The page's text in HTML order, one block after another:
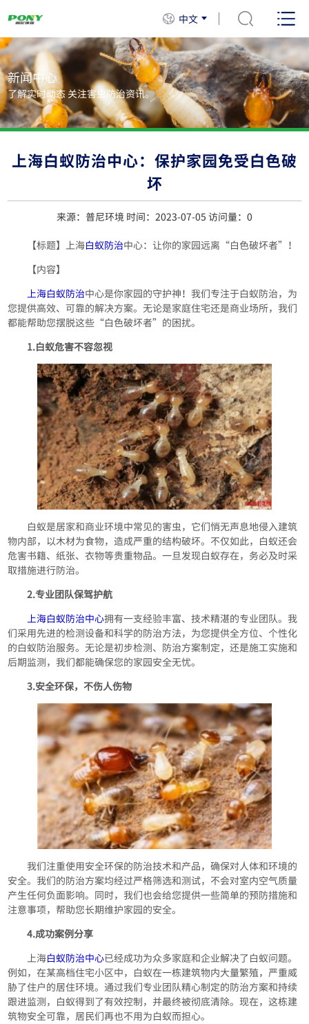
中文
新闻中心
了解实时动态 关注害虫防治资讯。
上海白蚁防治中心：保护家园免受白色破
坏
来源：普尼环境 时间：2023-07-05 访问量： 0
【标题】上海白蚁防治中心：让你的家园远离“白色破坏者”！
【内容】
上海白蚁防治中心是你家园的守护神！我们专注于白蚁防治，为
您提供高效、可靠的解决方案。无论是家庭住宅还是商业场所，我们
都能帮助您摆脱这些“白色破坏者”的困扰。
1.白蚁危害不容忽视
白蚁是居家和商业环境中常见的害虫，它们悄无声息地侵入建筑
物内部，以木材为食物，造成严重的结构破坏。不仅如此，白蚁还会
危害书籍、纸张、衣物等贵重物品。一旦发现白蚁存在，务必及时采
取措施进行防治。
2.专业团队保驾护航
上海白蚁防治中心拥有一支经验丰富、技术精湛的专业团队。我
们采用先进的检测设备和科学的防治方法，为您提供全方位、个性化
的白蚁防治服务。无论是初步检测、防治方案制定，还是施工实施和
后期监测，我们都能确保您的家园安全无忧。
3.安全环保，不伤人伤物
我们注重使用安全环保的防治技术和产品，确保对人体和环境的
安全。我们的防治方案均经过严格筛选和测试，不会对室内空气质量
产生任何负面影响。同时，我们也会给您提供一些简单的预防措施和
注意事项，帮助您长期维护家园的安全。
4.成功案例分享
上海白蚁防治中心已经成功为众多家庭和企业解决了白蚁问题。
例如，在某高档住宅小区中，白蚁在一栋建筑物内大量繁殖，严重威
胁了住户的居住环境。通过我们专业团队精心制定的防治方案和持续
跟进监测，白蚁得到了有效控制，并最终被彻底清除。现在，这栋建
筑物安全可靠，居民们再也不用为白蚁而担心。